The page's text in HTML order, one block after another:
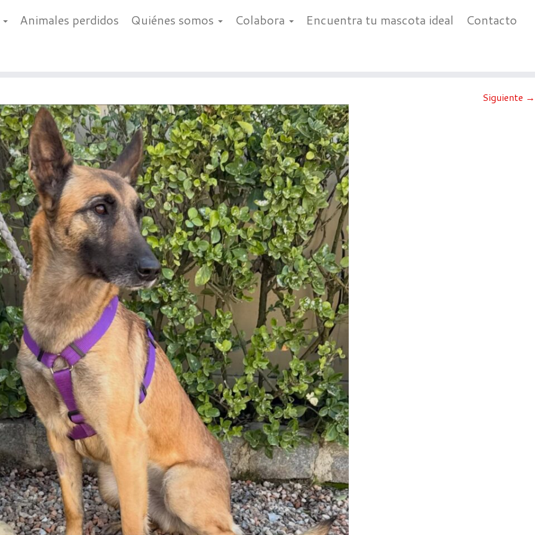
Animales perdidos Quiénes somos Colabora Encuentra tu mascota ideal Contacto
Siguiente →